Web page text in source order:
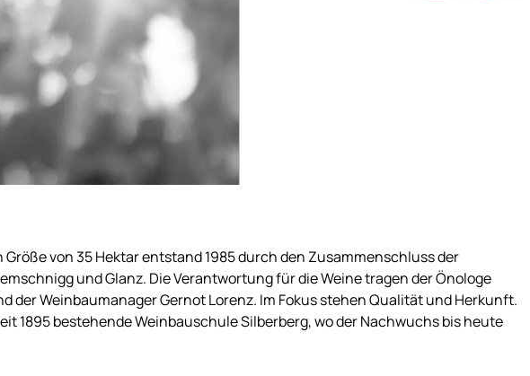
von 35 Hektar entstand 1985 durch den Zusammenschluss der
und Glanz. Die Verantwortung für die Weine tragen der Önologe
der Weinbaumanager Gernot Lorenz. Im Fokus stehen Qualität und Herkunft.
1895 bestehende Weinbauschule Silberberg, wo der Nachwuchs bis heute